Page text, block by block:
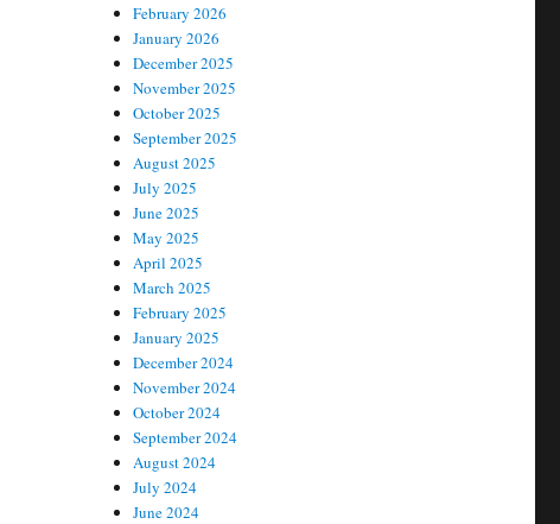
February 2026
January 2026
December 2025
November 2025
October 2025
September 2025
August 2025
July 2025
June 2025
May 2025
April 2025
March 2025
February 2025
January 2025
December 2024
November 2024
October 2024
September 2024
August 2024
July 2024
June 2024